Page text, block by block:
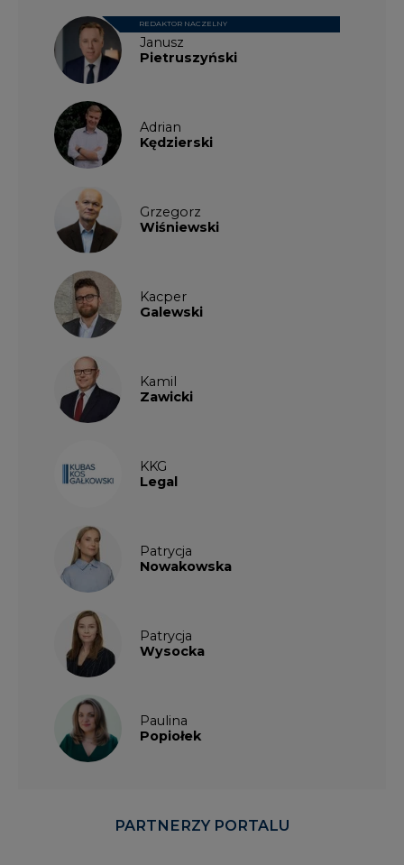
Janusz
Pietruszyński
REDAKTOR NACZELNY
Adrian
Kędzierski
Grzegorz
Wiśniewski
Kacper
Galewski
Kamil
Zawicki
KKG
Legal
Patrycja
Nowakowska
Patrycja
Wysocka
Paulina
Popiołek
PARTNERZY PORTALU